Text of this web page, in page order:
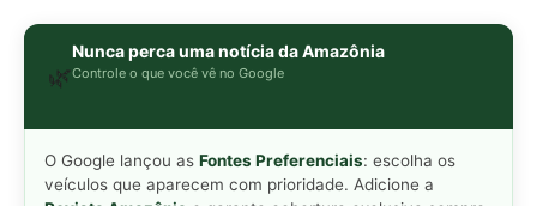
2. Toque no ⭐ ao lado de"Principais Notícias"
3. Busque Revista Amazôniae marque a caixa — pronto!
MAIS LIDAS DA SEMANA